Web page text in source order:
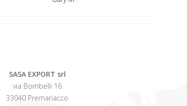
SASA EXPORT srl
via Bombelli 16
33040 Premariacco